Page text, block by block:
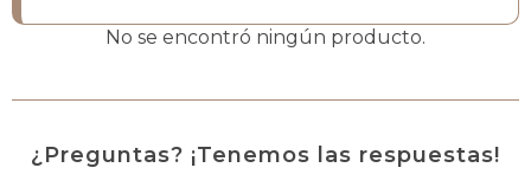
No se encontró ningún producto.
¿Preguntas? ¡Tenemos las respuestas!